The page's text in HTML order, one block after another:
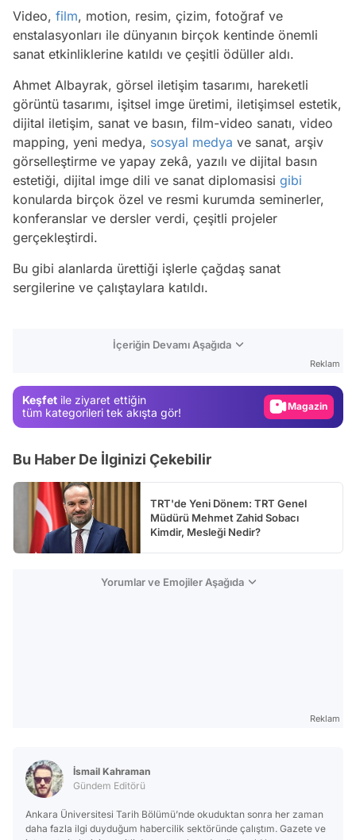
Video, film, motion, resim, çizim, fotoğraf ve
enstalasyonları ile dünyanın birçok kentinde önemli
sanat etkinliklerine katıldı ve çeşitli ödüller aldı.
Ahmet Albayrak, görsel iletişim tasarımı, hareketli
görüntü tasarımı, işitsel imge üretimi, iletişimsel estetik,
dijital iletişim, sanat ve basın, film-video sanatı, video
mapping, yeni medya, sosyal medya ve sanat, arşiv
görselleştirme ve yapay zekâ, yazılı ve dijital basın
estetiği, dijital imge dili ve sanat diplomasisi gibi
konularda birçok özel ve resmi kurumda seminerler,
konferanslar ve dersler verdi, çeşitli projeler
gerçekleştirdi.
Bu gibi alanlarda ürettiği işlerle çağdaş sanat
sergilerine ve çalıştaylara katıldı.
İçeriğin Devamı Aşağıda
Reklam
Keşfet ile ziyaret ettiğin
tüm kategorileri tek akışta gör!
Magazin
Bu Haber De İlginizi Çekebilir
TRT'de Yeni Dönem: TRT Genel
Müdürü Mehmet Zahid Sobacı
Kimdir, Mesleği Nedir?
Yorumlar ve Emojiler Aşağıda
Reklam
İsmail Kahraman
Gündem Editörü
Ankara Üniversitesi Tarih Bölümü’nde okuduktan sonra her zaman
daha fazla ilgi duyduğum habercilik sektöründe çalıştım. Gazete ve